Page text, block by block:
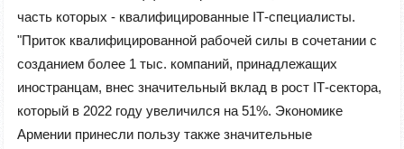
часть которых - квалифицированные IТ-специалисты.
"Приток квалифицированной рабочей силы в сочетании с
созданием более 1 тыс. компаний, принадлежащих
иностранцам, внес значительный вклад в рост IТ-сектора,
который в 2022 году увеличился на 51%. Экономике
Армении принесли пользу также значительные